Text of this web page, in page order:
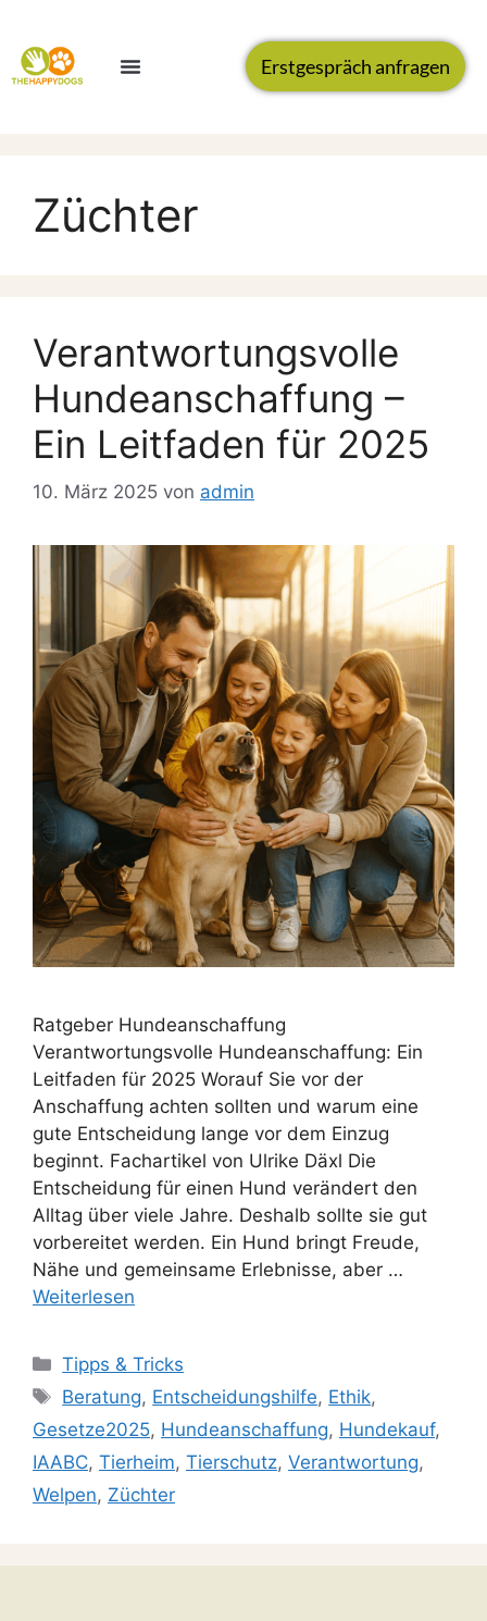
Erstgespräch anfragen
Züchter
Verantwortungsvolle
Hundeanschaffung –
Ein Leitfaden für 2025
10. März 2025 von admin
Ratgeber Hundeanschaffung
Verantwortungsvolle Hundeanschaffung: Ein
Leitfaden für 2025 Worauf Sie vor der
Anschaffung achten sollten und warum eine
gute Entscheidung lange vor dem Einzug
beginnt. Fachartikel von Ulrike Däxl Die
Entscheidung für einen Hund verändert den
Alltag über viele Jahre. Deshalb sollte sie gut
vorbereitet werden. Ein Hund bringt Freude,
Nähe und gemeinsame Erlebnisse, aber …
Weiterlesen
Tipps & Tricks
Beratung, Entscheidungshilfe, Ethik,
Gesetze2025, Hundeanschaffung, Hundekauf,
IAABC, Tierheim, Tierschutz, Verantwortung,
Welpen, Züchter